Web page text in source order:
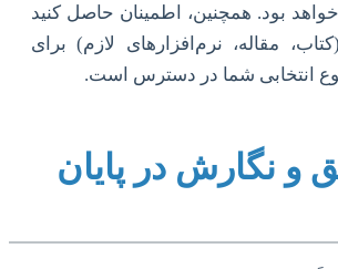
خواهد بود. همچنین، اطمینان حاصل کنید
مقاله، نرم‌افزارهای لازم) برای
انتخابی شما در دسترس است.
و نگارش در پایان